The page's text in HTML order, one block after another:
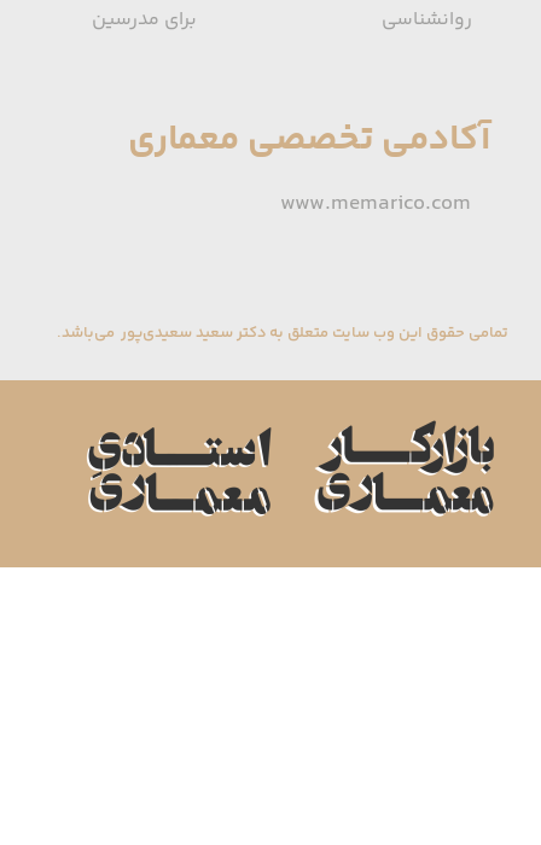
روانشناسی
آکادمی تخصصی معماری
www.memarico.com
تمامی حقوق این وب سایت متعلق به دکتر سعید سعیدی‌پور می‌باشد.
برای مدرسین